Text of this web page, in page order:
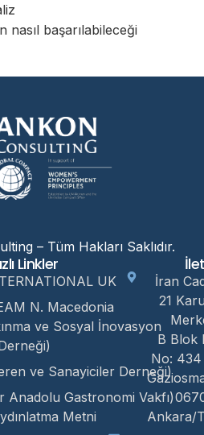
nasıl başarılabileceği
– Tüm Hakları Saklıdır.
Linkler
UK
N. Macedonia
ve Sosyal İnovasyon
ve Sanayiciler Derneği)
Anadolu Gastronomi Vakfı)
Metni
İran
21
B Blok
No: 434
Ankara/